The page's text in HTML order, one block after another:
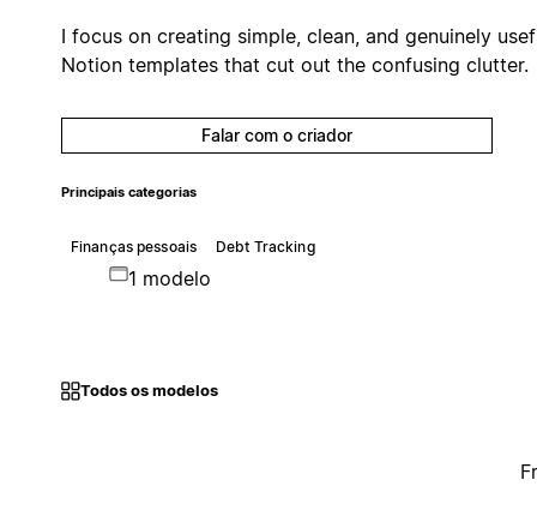
I focus on creating simple, clean, and genuinely
Notion templates that cut out the confusing clutter.
Falar com o criador
Principais categorias
Finanças pessoais Debt Tracking
1 modelo
Todos os modelos